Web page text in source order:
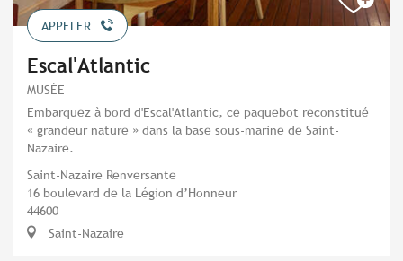
APPELER
Escal'Atlantic
MUSÉE
Embarquez à bord d'Escal'Atlantic, ce paquebot reconstitué
« grandeur nature » dans la base sous-marine de Saint-
Nazaire.
Saint-Nazaire Renversante
16 boulevard de la Légion d’Honneur
44600
Saint-Nazaire